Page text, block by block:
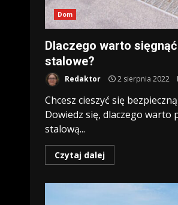
Dom
Dlaczego warto
stalowe?
Redaktor 2 sierpnia 2022
Chcesz cieszyć się
Dowiedz się, dlaczego warto
stalową...
Czytaj dalej